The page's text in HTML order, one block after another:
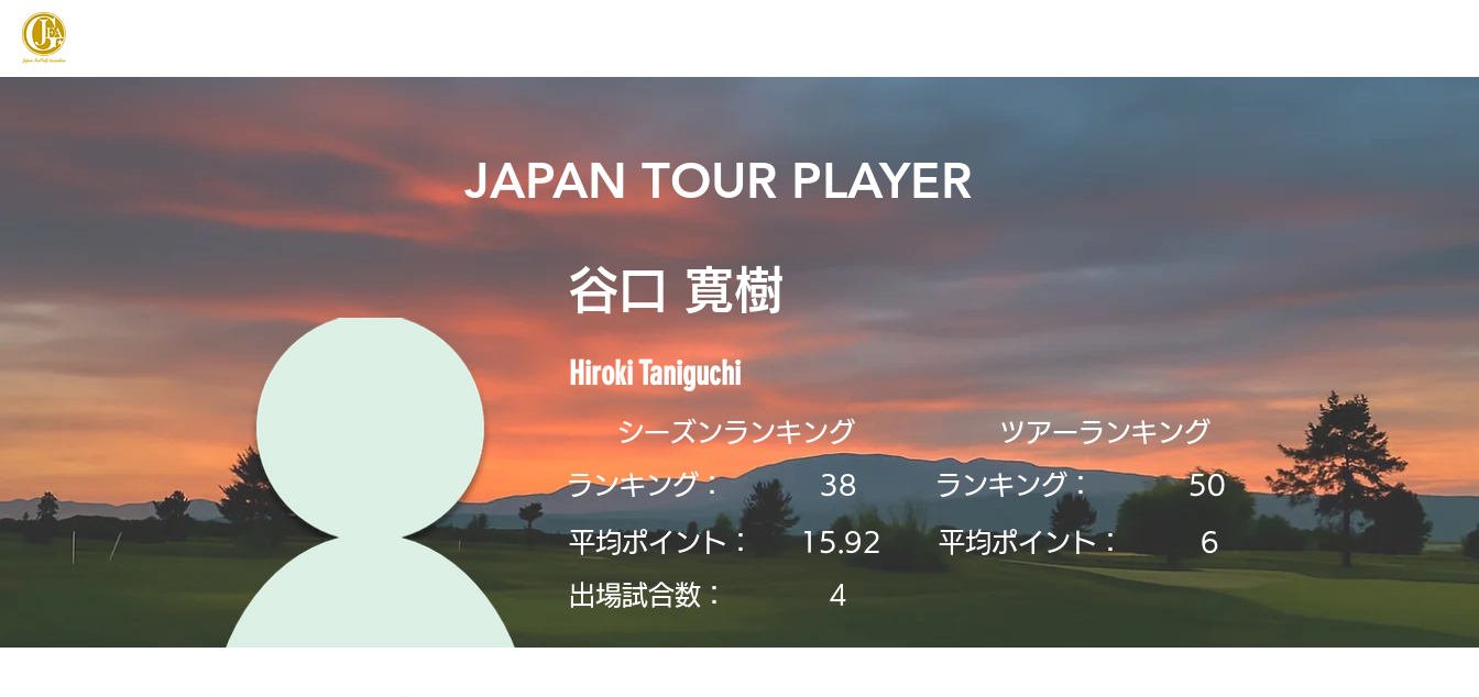
JAPAN TOUR PLAYER
谷口 寛樹
Hiroki Taniguchi
シーズンランキング
ランキング：
38
平均ポイント：
​出場試合数：
15.92
4
​ツアーランキング
ランキング：
50
平均ポイント： 6